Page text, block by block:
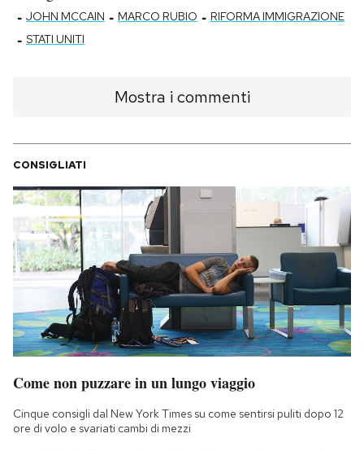
- JOHN MCCAIN - MARCO RUBIO - RIFORMA IMMIGRAZIONE
- STATI UNITI
Mostra i commenti
CONSIGLIATI
Come non puzzare in un lungo viaggio
Cinque consigli dal New York Times su come sentirsi puliti dopo 12
ore di volo e svariati cambi di mezzi